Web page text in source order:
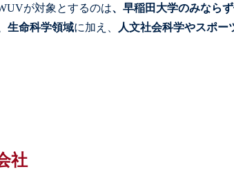
が対象とするのは、早稲田大学のみなら
生命科学領域に加え、
人文社会科学やスポー
社